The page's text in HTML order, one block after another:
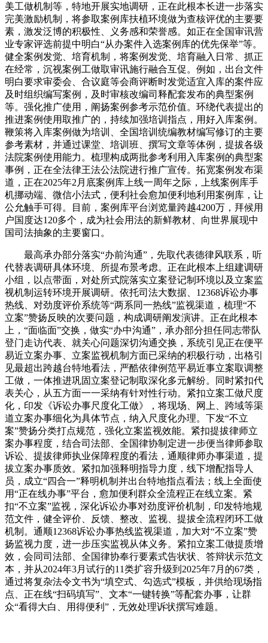
美工做机制等，特地开展实地调研，正在此根本长进一步落实
完美激励机制，将参取案例库扶植环境做为查核评优的主要要
素，激发泛博的积极性、义务感和荣誉感。如正在全国审讯营
业专家评选前提中明白“从办案件入选案例库的优先保举”等。
健全案例发觉、培育机制，将案例发觉、培育融入日常、抓正
在经常，沉视案例工做取审讯施行融合互促。例如，出台文件
明白要求审委会、合议庭等会商评断时发觉适宜入库的案件应
及时组织编写案例，及时审核改编司释配套发布的典型案例
等。强化推广使用，阐扬案例参考示范价值。环绕代表提出的
推进案例使用取推广的，持续加强培训指点，用好入库案例。
鞭策将入库案例做为培训、全国培训统编教材编写修订的主要
参考素材，并通过课堂、培训班、撰写文章等体例，提拔各级
法院案例使用能力。梳理构成两批参考利用入库案例的典型案
事例，正在全法律王法公法院进行推广宣传。拓宽案例发布渠
道，正在2025年2月底案例库上线一周年之际，上线案例库手
机挪动端、微信小法式，便利社会愈加便利地利用案例库，让
公允触手可得。目前，案例库平台浏览量跨越4200万，拜候用
户国度达120多个，成为社会用法的新鲜教材、向世界展现中
国司法抽象的主要窗口。
最高承办部分落实“办前沟通”，先取代表德律风联系，听
代替表调研具体环境、所提布景考虑。正在此根本上组建调研
小组，以点带面，对处所式院落实立案登记制环境以及立案监
视机制运转环境开展调研。依托司法大数据、12368诉讼办事
热线、对劲度评价系统等“两系同一热线”监视渠道，梳理“不
立案”赞扬反映的次要问题，构成调研阐发演讲。正在此根本
上，“面临面”交换，做实“办中沟通”，承办部分担任同志带队
登门走访代表、就关心问题深切沟通交换，系统引见正在便平
易近立案办事、立案监视机制方面已采纳的积极行动，出格引
见最超出跨越台特地看法，严酷依律例范平易近事立案取调整
工做，一体推进巩固立案登记制取深化多元解纷。同时紧扣代
表关心，从五方面一一采纳有针对性行动。紧扣立案工做尺度
化，印发《诉讼办事尺度化工做》，将现场、网上、跨域等渠
道立案办事细化为具体节点，纳入尺度化办理。下发“不立
案”赞扬分类打点规范，强化立案监视效能。紧扣提拔律师立
案办事程度，结合司法部、全国律协制定进一步便当律师参取
诉讼、提拔律师执业保障程度的看法，通顺律师办事渠道，提
拔立案办事质效。紧扣加强释明指导力度，线下增配指导人
员，成立“四合一”释明机制并出台特地指点看法；线上全面使
用“正在线办事”平台，愈加便利群众全流程正在线立案。紧
扣“不立案”监视，深化诉讼办事对劲度评价机制，印发特地规
范文件，健全评价、反馈、整改、监视、提拔全流程闭环工做
机制。通顺12368诉讼办事热线监视渠道，加大对“不立案”赞
扬监视力度，进一步压实监视从体义务。紧扣立案工做提质增
效，会同司法部、全国律协奉行要素式告状状、答辩状示范文
本，并从2024年3月试行的11类扩容升级到2025年7月的67类，
通过将复杂法令文书为“填空式、勾选式”模板，并供给现场指
点、正在线“扫码填写”、文本“一键转换”等配套办事，让群
众“看得大白、用得便利”，无效处理诉状撰写难题。